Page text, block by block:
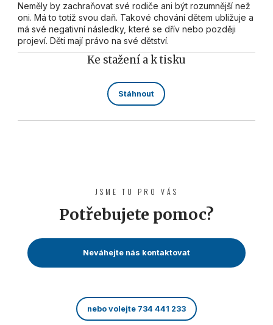
Neměly by zachraňovat své rodiče ani být rozumnější než
oni. Má to totiž svou daň. Takové chování dětem ubližuje a
má své negativní následky, které se dřív nebo později
projeví. Děti mají právo na své dětství.
Ke stažení a k tisku
Stáhnout
JSME TU PRO VÁS
Potřebujete pomoc?
Neváhejte nás kontaktovat
nebo volejte 734 441 233